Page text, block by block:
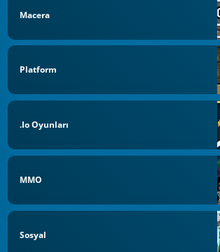
Macera
Platform
.io Oyunları
MMO
Sosyal